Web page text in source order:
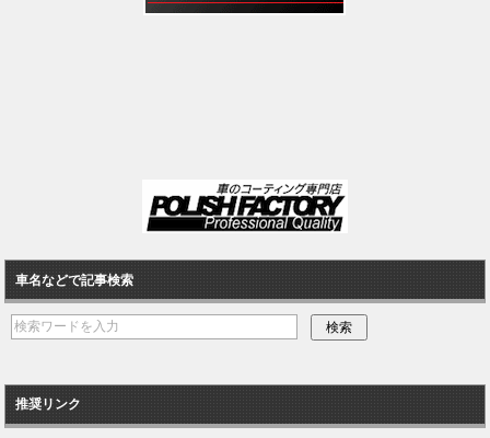
車名などで記事検索
推奨リンク